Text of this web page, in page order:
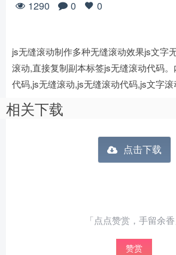
1290 0 0
js无缝滚动制作多种无缝滚动效果js文字
滚动,直接复制副本标签js无缝滚动代码
代码,js无缝滚动,js无缝滚动代码,js文字滚
相关下载
点击下载
「点点赞赏，手留余香
赞赏